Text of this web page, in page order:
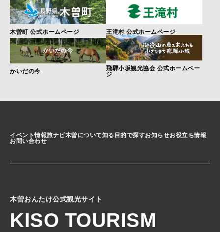
木曽町 公式ホームページ 王滝村 公式ホームページ
かいだの今
飛騨小坂観光協会 公式ホームペー
ジ
イベント情報旅ナビ木曽について知る 目的で探すお知らせお役立ち情報
お問い合わせ
木曽おんたけ公式観光サイト
KISO TOURISM